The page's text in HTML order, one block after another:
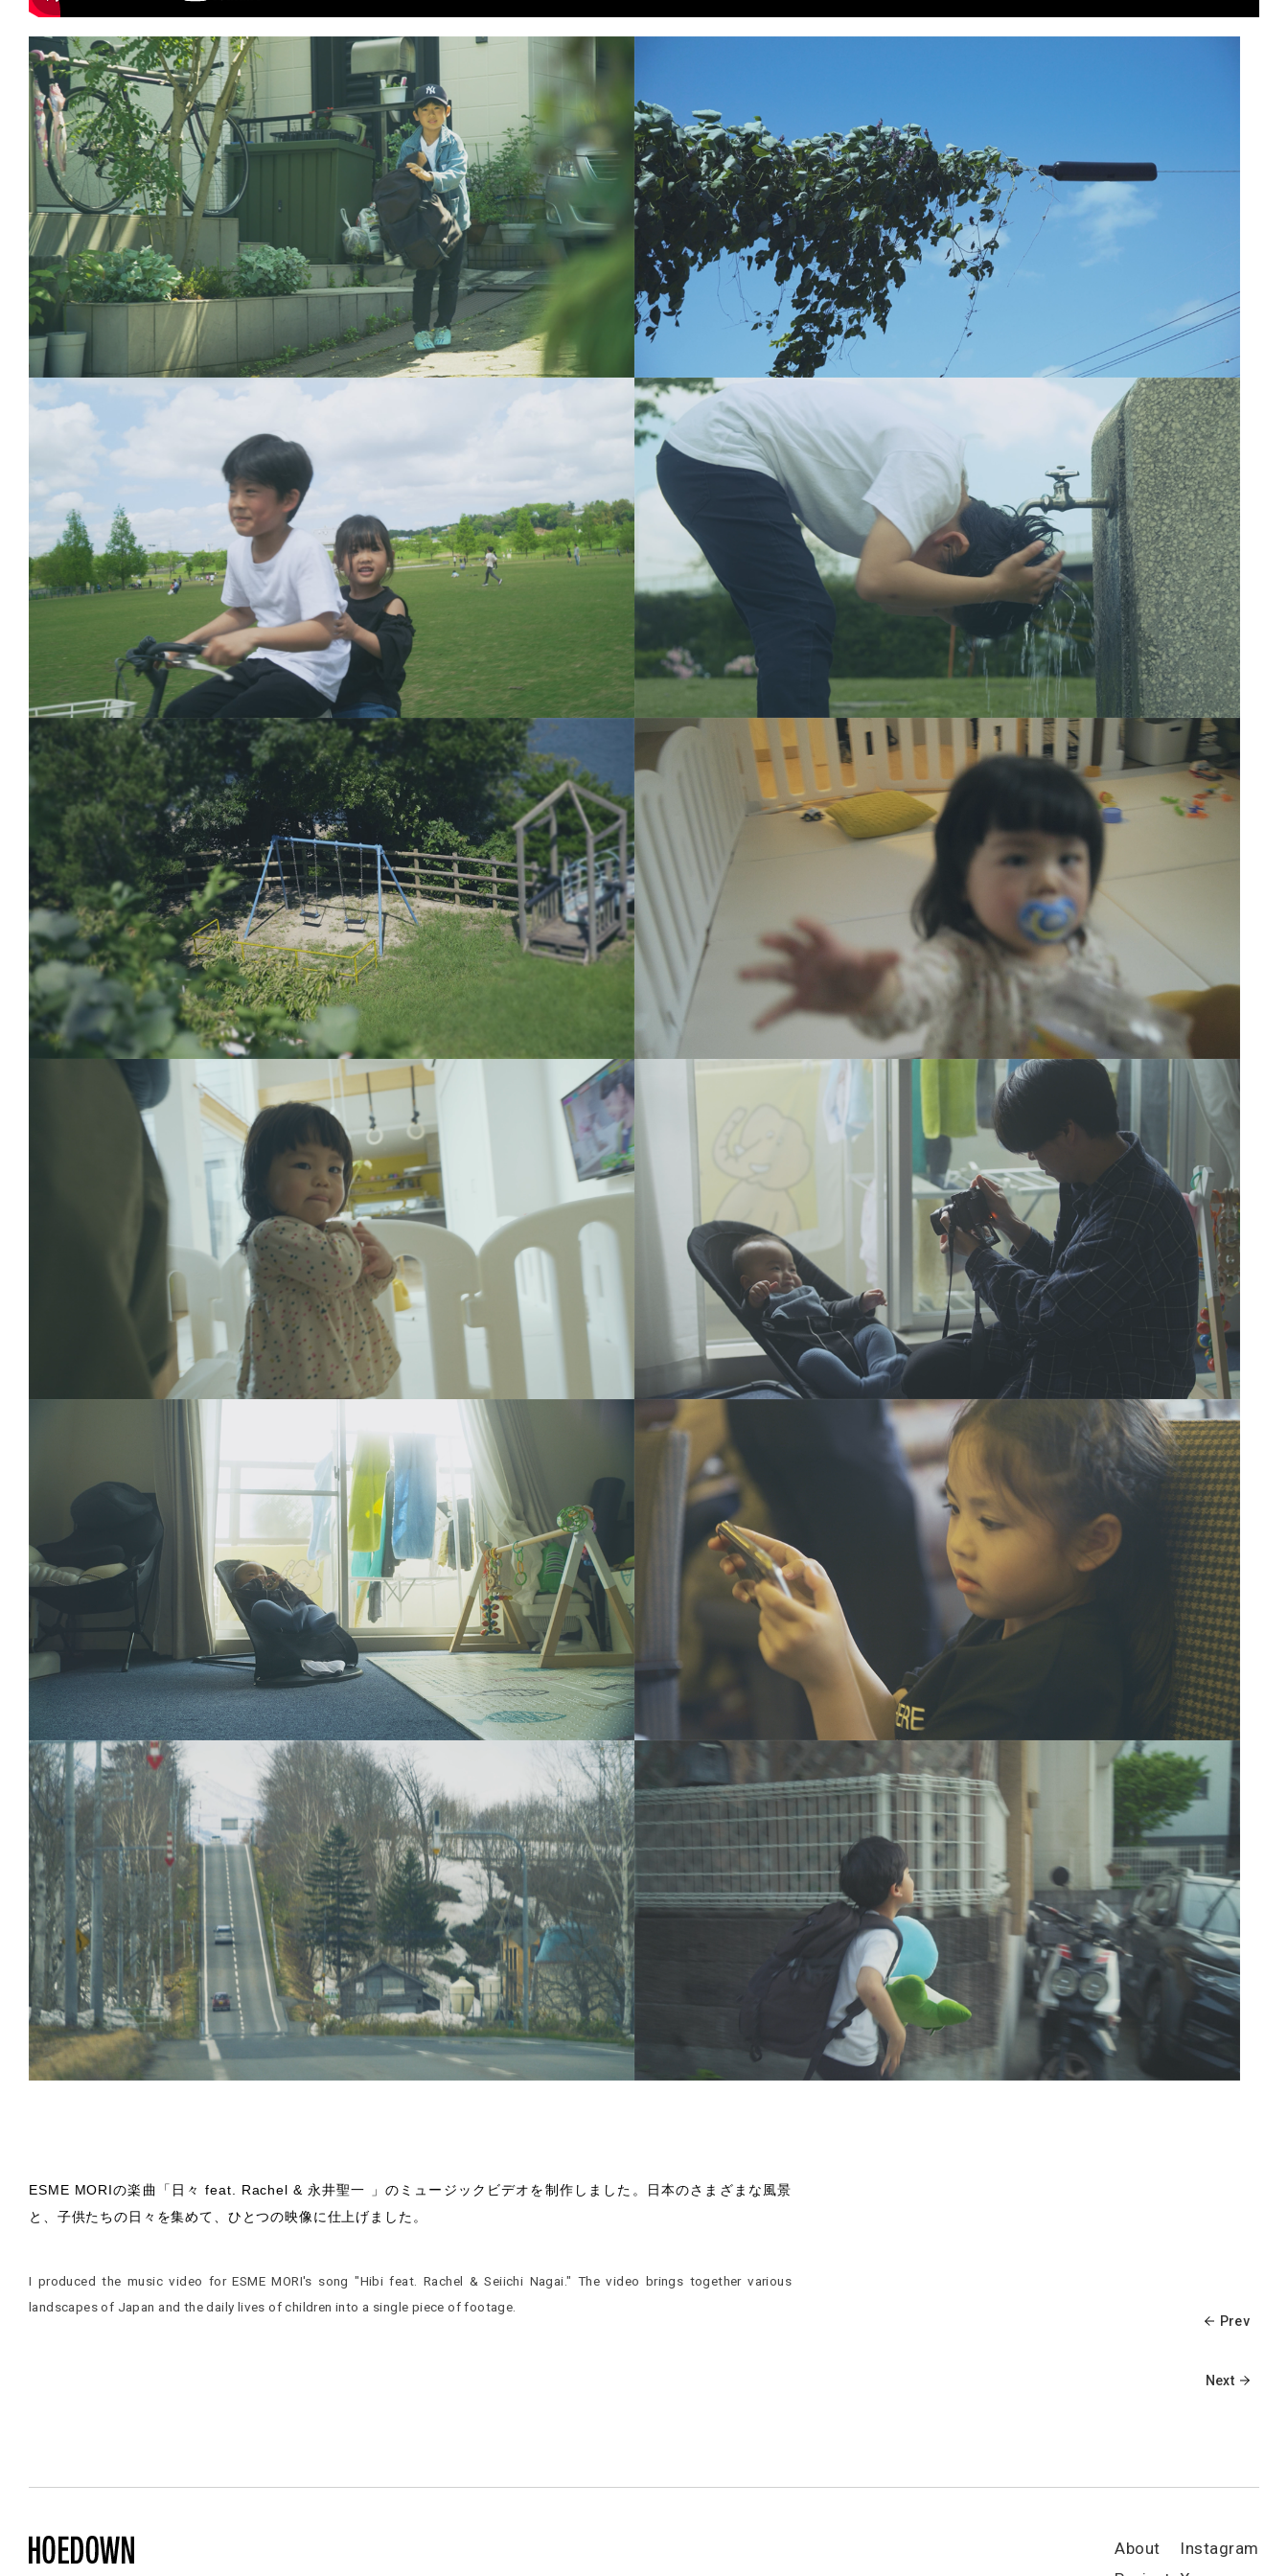
ESME MORIの楽曲「日々 feat. Rachel & 永井聖一 」のミュージックビデオを制作しました。日本のさまざまな風景
と、子供たちの日々を集めて、ひとつの映像に仕上げました。
I produced the music video for ESME MORI's song "Hibi feat. Rachel & Seiichi Nagai." The video brings together various
landscapes of Japan and the daily lives of children into a single piece of footage.
Prev
Next
About
Instagram